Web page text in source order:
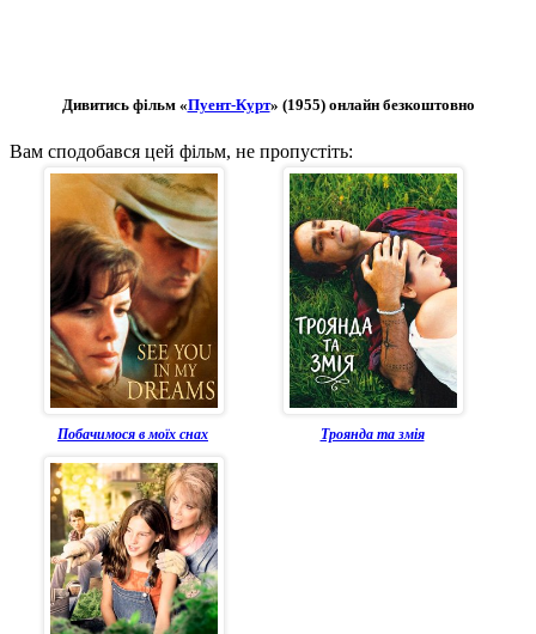
Дивитись фільм «Пуент-Курт» (1955) онлайн безкоштовно
Вам сподобався цей фільм, не пропустіть:
Побачимося в моїх снах Троянда та змія